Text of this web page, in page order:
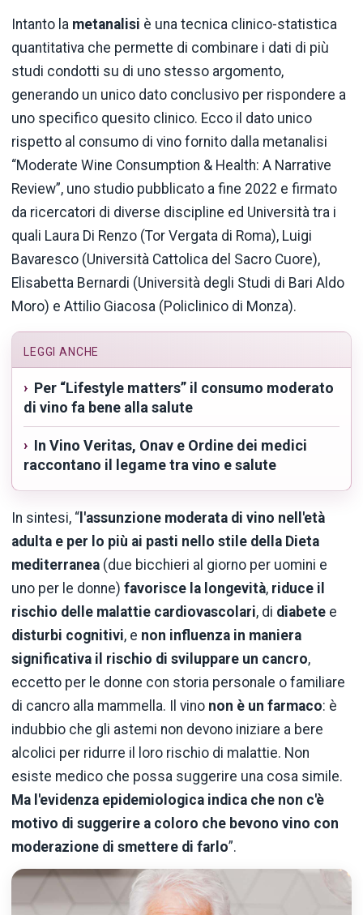
Intanto la metanalisi è una tecnica clinico-statistica
quantitativa che permette di combinare i dati di più
studi condotti su di uno stesso argomento,
generando un unico dato conclusivo per rispondere a
uno specifico quesito clinico. Ecco il dato unico
rispetto al consumo di vino fornito dalla metanalisi
“Moderate Wine Consumption & Health: A Narrative
Review”, uno studio pubblicato a fine 2022 e firmato
da ricercatori di diverse discipline ed Università tra i
quali Laura Di Renzo (Tor Vergata di Roma), Luigi
Bavaresco (Università Cattolica del Sacro Cuore),
Elisabetta Bernardi (Università degli Studi di Bari Aldo
Moro) e Attilio Giacosa (Policlinico di Monza).
LEGGI ANCHE
Per “Lifestyle matters” il consumo moderato
di vino fa bene alla salute
In Vino Veritas, Onav e Ordine dei medici
raccontano il legame tra vino e salute
In sintesi, “ l'assunzione moderata di vino nell'età
adulta e per lo più ai pasti nello stile della Dieta
mediterranea (due bicchieri al giorno per uomini e
uno per le donne) favorisce la longevità, riduce il
rischio delle malattie cardiovascolari, di diabete e
disturbi cognitivi, e non influenza in maniera
significativa il rischio di sviluppare un cancro,
eccetto per le donne con storia personale o familiare
di cancro alla mammella. Il vino non è un farmaco: è
indubbio che gli astemi non devono iniziare a bere
alcolici per ridurre il loro rischio di malattie. Non
esiste medico che possa suggerire una cosa simile.
Ma l'evidenza epidemiologica indica che non c'è
motivo di suggerire a coloro che bevono vino con
moderazione di smettere di farlo”.